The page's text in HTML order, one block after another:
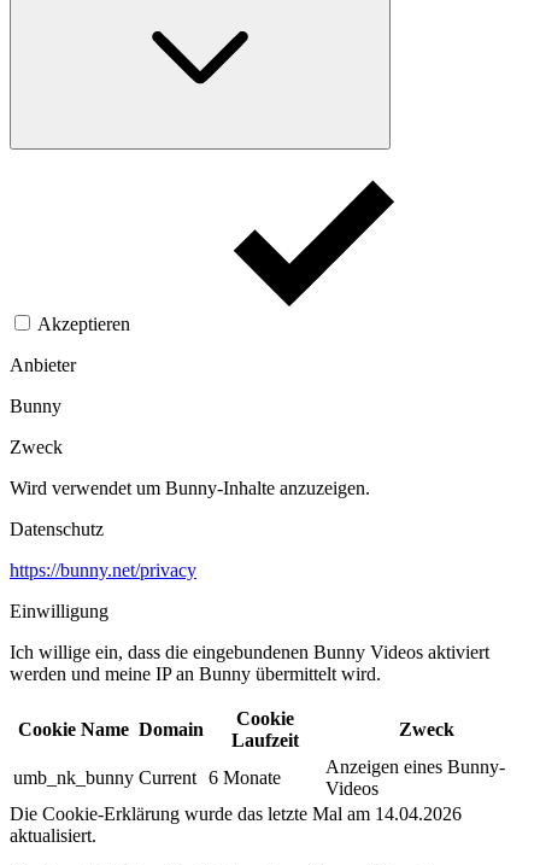
Akzeptieren
Anbieter
Bunny
Zweck
Wird verwendet um Bunny-Inhalte anzuzeigen.​
Datenschutz
https://bunny.net/privacy
Einwilligung
Ich willige ein, dass die eingebundenen Bunny Videos aktiviert
werden und meine IP an Bunny übermittelt wird.​
Cookie Name Domain
Cookie
Laufzeit
Zweck
umb_nk_bunny Current 6 Monate
Anzeigen eines Bunny-
Videos
Die Cookie-Erklärung wurde das letzte Mal am 14.04.2026
aktualisiert.